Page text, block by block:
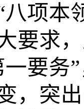
八项本
要求
一要务”
，突